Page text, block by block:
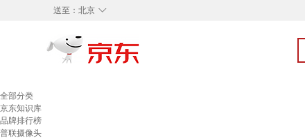
◇
送至： 北京
全部分类
京东知识库
品牌排行榜
普联摄像头